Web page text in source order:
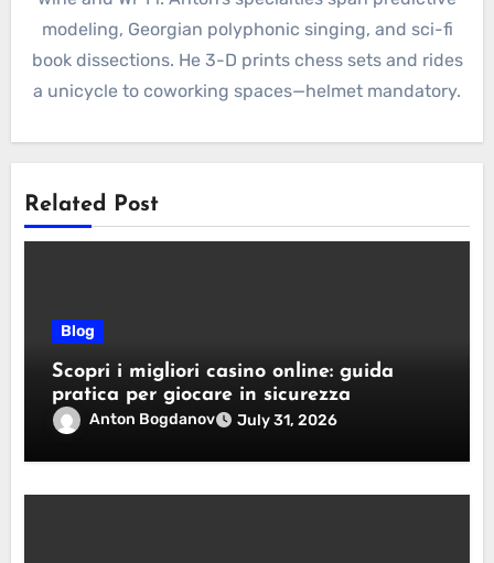
modeling, Georgian polyphonic singing, and sci-fi
book dissections. He 3-D prints chess sets and rides
a unicycle to coworking spaces—helmet mandatory.
Related Post
Blog
Scopri i migliori casino online: guida
pratica per giocare in sicurezza
Anton Bogdanov July 31, 2026